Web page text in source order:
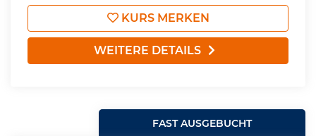
KURS MERKEN
WEITERE DETAILS
FAST AUSGEBUCHT